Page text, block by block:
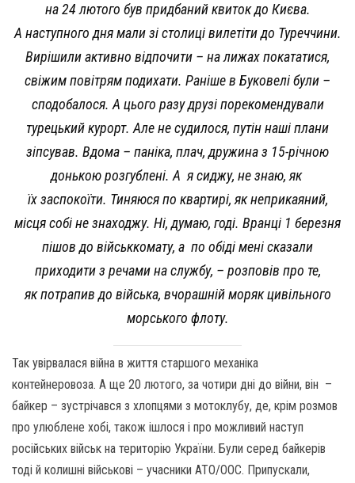
на 24 лютого був придбаний квиток до Києва.
А наступного дня мали зі столиці вилетіти до Туреччини.
Вирішили активно відпочити – на лижах покататися,
свіжим повітрям подихати. Раніше в Буковелі були –
сподобалося. А цього разу друзі порекомендували
турецький курорт. Але не судилося, путін наші плани
зіпсував. Вдома – паніка, плач, дружина з 15-річною
донькою розгублені. А я сиджу, не знаю, як
їх заспокоїти. Тиняюся по квартирі, як неприкаяний,
місця собі не знаходжу. Ні, думаю, годі. Вранці 1 березня
пішов до військкомату, а по обіді мені сказали
приходити з речами на службу, – розповів про те,
як потрапив до війська, вчорашній моряк цивільного
морського флоту.
Так увірвалася війна в життя старшого механіка
контейнеровоза. А ще 20 лютого, за чотири дні до війни, він –
байкер – зустрічався з хлопцями з мотоклубу, де, крім розмов
про улюблене хобі, також ішлося і про можливий наступ
російських військ на територію України. Були серед байкерів
тоді й колишні військові – учасники АТО/ООС. Припускали,